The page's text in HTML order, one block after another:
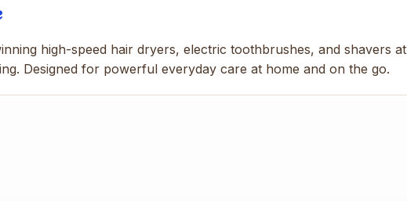
high-speed hair dryers, electric toothbrushes, and shavers at
Designed for powerful everyday care at home and on the go.